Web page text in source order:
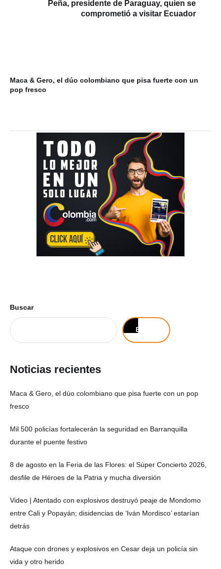
Peña, presidente de Paraguay, quien se
comprometió a visitar Ecuador
Maca & Gero, el dúo colombiano que pisa fuerte con un
pop fresco
Buscar
Buscar
Noticias recientes
Maca & Gero, el dúo colombiano que pisa fuerte con un pop
fresco
Mil 500 policías fortalecerán la seguridad en Barranquilla
durante el puente festivo
8 de agosto en la Feria de las Flores: el Súper Concierto 2026,
desfile de Héroes de la Patria y mucha diversión
Video | Atentado con explosivos destruyó peaje de Mondomo
entre Cali y Popayán; disidencias de ‘Iván Mordisco’ estarían
detrás
Ataque con drones y explosivos en Cesar deja un policía sin
vida y otro herido